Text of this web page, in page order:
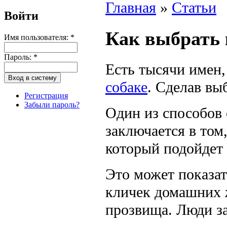
Войти
Имя пользователя: *
Пароль: *
Регистрация
Забыли пароль?
Главная » Статьи
Как выбрать
Есть тысячи
собаке. Сделав
Один из способов
заключается в
который
Это может
кличек домашних
прозвища. Люди